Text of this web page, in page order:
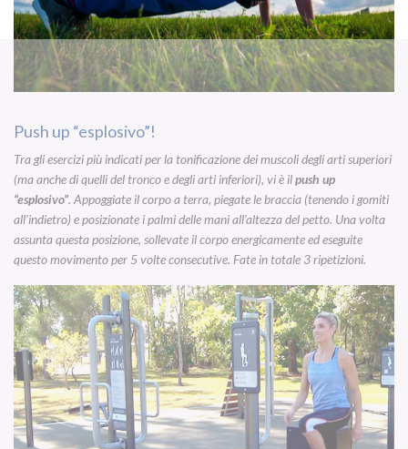
Push up “esplosivo”!
Tra gli esercizi più indicati per la tonificazione dei muscoli degli arti superiori
(ma anche di quelli del tronco e degli arti inferiori), vi è ilpush up
“esplosivo”. Appoggiate il corpo a terra, piegate le braccia (tenendo i gomiti
all’indietro) e posizionate i palmi delle mani all’altezza del petto. Una volta
assunta questa posizione, sollevate il corpo energicamente ed eseguite
questo movimento per 5 volte consecutive. Fate in totale 3 ripetizioni.